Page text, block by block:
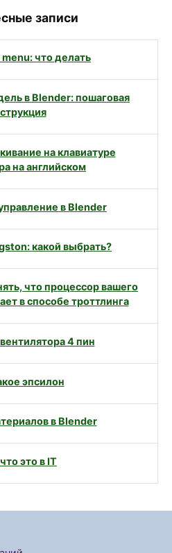
записи
что делать
в Blender: пошаговая
на клавиатуре
на английском
в Blender
какой выбрать?
что процессор вашего
в способе троттлинга
4 пин
эпсилон
в Blender
это в IT